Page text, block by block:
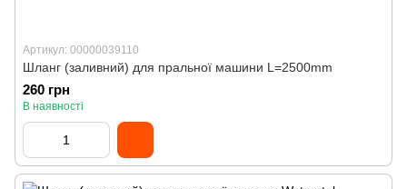
Артикул: 00000039110
Шланг (заливний) для пральної машини L=2500mm
260 грн
В наявності